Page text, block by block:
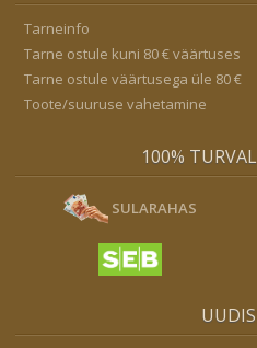
Tarneinfo
Tarne ostule kuni 80 € väärtuses
Tarne ostule väärtusega üle 80 €
Toote/suuruse vahetamine
100%
SULARAHAS